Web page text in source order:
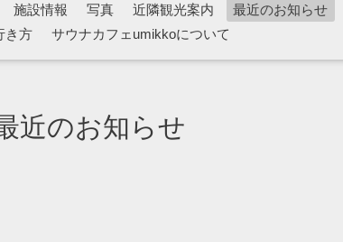
施設情報 写真 近隣観光案内 最近のお知らせ
き方
サウナカフェumikkoについて
近のお知らせ